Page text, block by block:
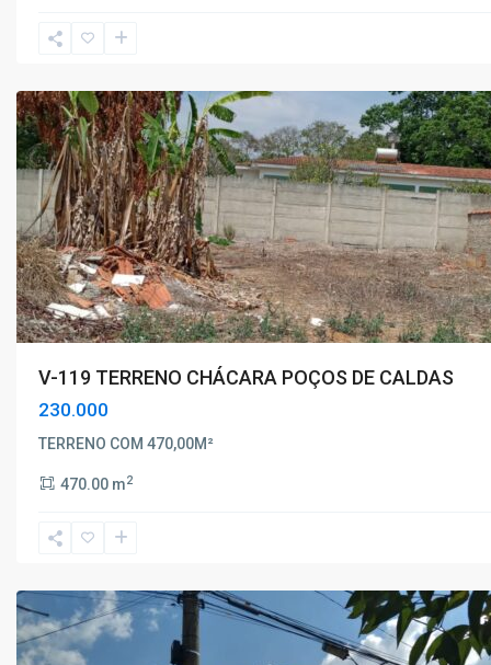
de
V-119 TERRENO CHÁCARA POÇOS DE CALDAS
230.000
TERRENO COM 470,00M²
470.00 m2
Estância
Poços
Caldas,
de